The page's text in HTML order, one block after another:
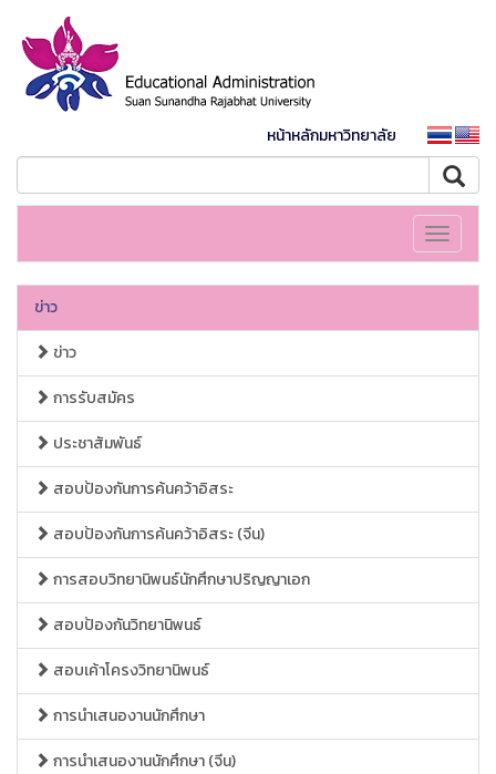
หน้าหลักมหาวิทยาลัย
Toggle
ข่าว
ข่าว
การรับสมัคร
ประชาสัมพันธ์
สอบป้องกันการค้นคว้าอิสระ
สอบป้องกันการค้นคว้าอิสระ (จีน)
การสอบวิทยานิพนธ์นักศึกษาปริญญาเอก
สอบป้องกันวิทยานิพนธ์
สอบเค้าโครงวิทยานิพนธ์
การนำเสนองานนักศึกษา
การนำเสนองานนักศึกษา (จีน)